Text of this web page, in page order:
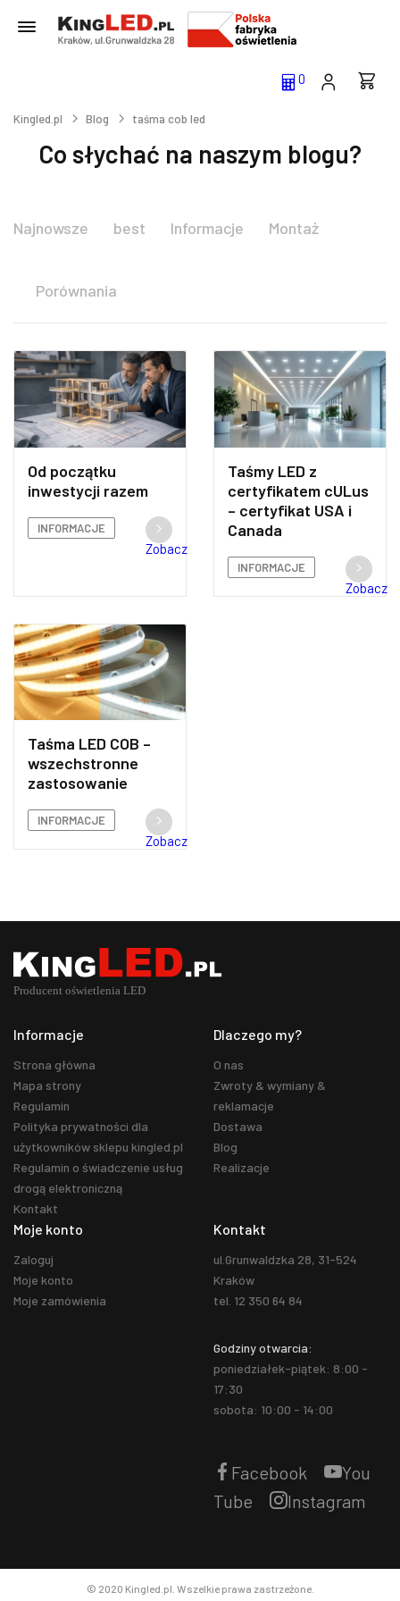
0
Kingled.pl Blog taśma cob led
Co słychać na naszym blogu?
Najnowsze best Informacje Montaż
Porównania
Od początku
inwestycji razem
INFORMACJE
Zobacz
Taśmy LED z
certyfikatem cULus
– certyfikat USA i
Canada
INFORMACJE
Zobacz
Taśma LED COB –
wszechstronne
zastosowanie
INFORMACJE
Zobacz
Informacje
Strona główna
Mapa strony
Regulamin
Polityka prywatności dla
użytkowników sklepu kingled.pl
Regulamin o świadczenie usług
drogą elektroniczną
Kontakt
Dlaczego my?
O nas
Zwroty & wymiany &
reklamacje
Dostawa
Blog
Realizacje
Moje konto
Zaloguj
Moje konto
Moje zamówienia
Kontakt
ul.Grunwaldzka 28, 31-524
Kraków
tel. 12 350 64 84
Godziny otwarcia:
poniedziałek-piątek: 8:00 -
17:30
sobota: 10:00 - 14:00
Facebook
You
Tube
Instagram
© 2020 Kingled.pl. Wszelkie prawa zastrzeżone.